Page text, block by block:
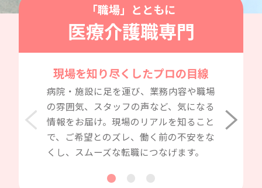
「職場」とともに
医療介護職専門
現場を知り尽くしたプロの目線
病院・施設に足を運び、業務内容や職場
の雰囲気、スタッフの声など、気になる
情報をお届け。現場のリアルを知ること
で、ご希望とのズレ、働く前の不安をな
くし、スムーズな転職につなげます。